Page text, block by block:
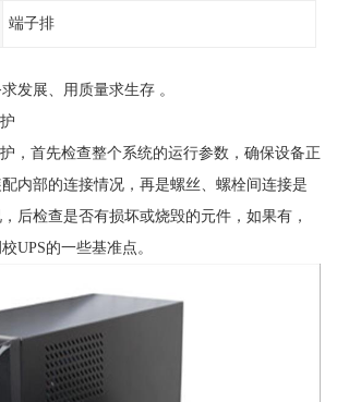
端子排
发展、用质量求生存 。
，首先检查整个系统的运行参数，确保设备正
内部的连接情况，再是螺丝、螺栓间连接是
后检查是否有损坏或烧毁的元件，如果有，
UPS的一些基准点。